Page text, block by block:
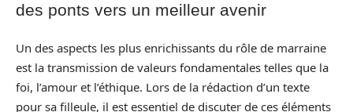
des ponts vers un meilleur avenir
Un des aspects les plus enrichissants du rôle de marraine
est la transmission de valeurs fondamentales telles que la
foi, l’amour et l’éthique. Lors de la rédaction d’un texte
pour sa filleule, il est essentiel de discuter de ces éléments